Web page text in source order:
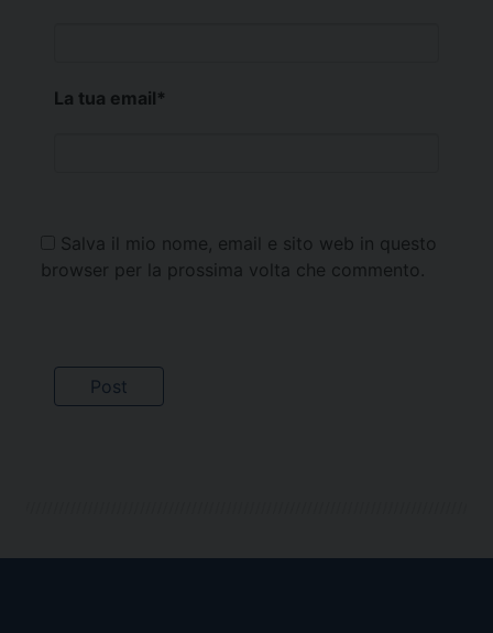
La tua email*
Salva il mio nome, email e sito web in questo
browser per la prossima volta che commento.